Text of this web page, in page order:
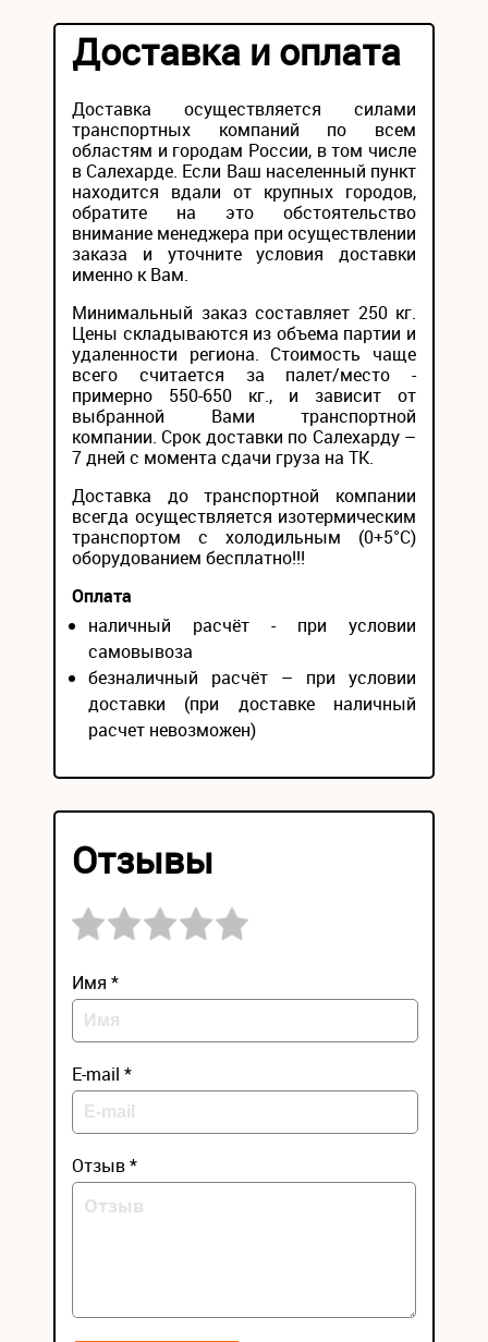
Доставка и оплата
Доставка осуществляется силами
транспортных компаний по всем
областям и городам России, в том числе
в Салехарде. Если Ваш населенный пункт
находится вдали от крупных городов,
обратите на это обстоятельство
внимание менеджера при осуществлении
заказа и уточните условия доставки
именно к Вам.
Минимальный заказ составляет 250 кг.
Цены складываются из объема партии и
удаленности региона. Стоимость чаще
всего считается за палет/место -
примерно 550-650 кг., и зависит от
выбранной Вами транспортной
компании. Срок доставки по Салехарду –
7 дней с момента сдачи груза на ТК.
Доставка до транспортной компании
всегда осуществляется изотермическим
транспортом с холодильным (0+5°С)
оборудованием бесплатно!!!
Оплата
наличный расчёт - при условии
самовывоза
безналичный расчёт – при условии
доставки (при доставке наличный
расчет невозможен)
Отзывы
Имя *
E-mail *
Отзыв *